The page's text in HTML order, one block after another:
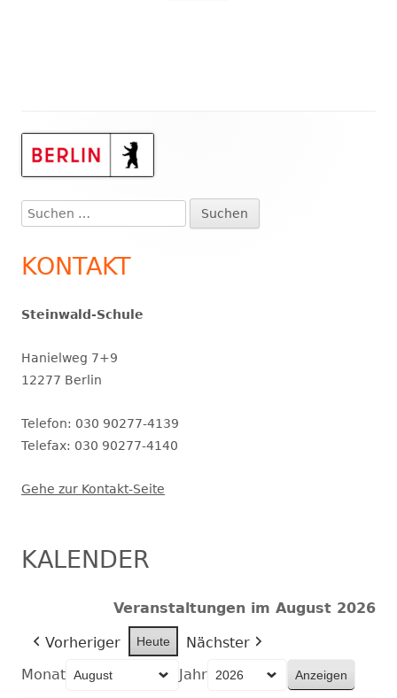
Haupt-
Suchen
nach:
KONTAKT
Steinwald-Schule
Hanielweg 7+9
12277 Berlin
Telefon: 030 90277-4139
Telefax: 030 90277-4140
Gehe zur Kontakt-Seite
KALENDER
Veranstaltungen im August 2026
Vorheriger Heute
Nächster
Monat
Jahr